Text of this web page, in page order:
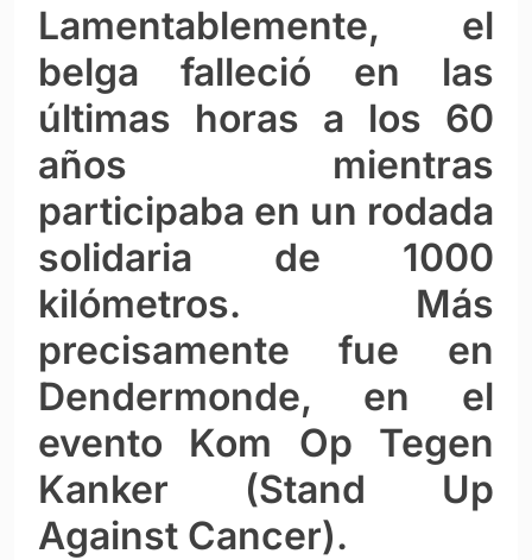
Lamentablemente, el
belga falleció en las
últimas horas a los 60
años mientras
participaba en un rodada
solidaria de 1000
kilómetros. Más
precisamente fue en
Dendermonde, en el
evento Kom Op Tegen
Kanker (Stand Up
Against Cancer).